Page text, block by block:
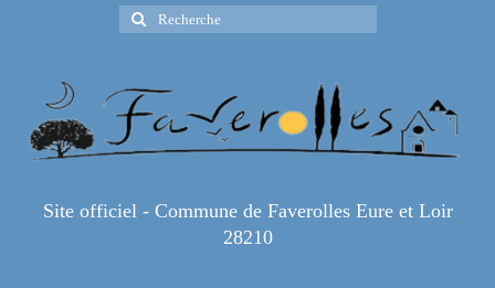
Rechercher
:
Site officiel - Commune de Faverolles Eure et Loir
28210